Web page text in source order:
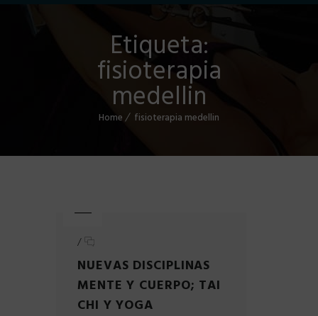
Etiqueta:
fisioterapia
medellin
Home fisioterapia medellin
/
NUEVAS DISCIPLINAS
MENTE Y CUERPO; TAI
CHI Y YOGA